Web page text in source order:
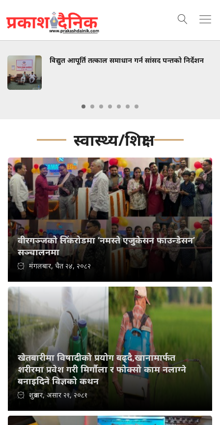
सांसद पन्तको निर्देशन
‘न्यायको खोजीमा पैदल यात्रा’
स्वास्थ्य/शिक्षा
वीरगञ्जको लिंकरोडमा ‘नमस्ते एजुकेसन फाउन्डेसन’
सञ्चालनमा
मंगलबार, चैत २४, २०८२
खेतबारीमा विषादीको प्रयोग बढ्दै,खानामार्फत
शरीरमा प्रवेश गरी मिर्गौला र फोक्सो काम नलाग्ने
बनाइदिने विज्ञको कथन
शुक्रबार, असार २१, २०८१